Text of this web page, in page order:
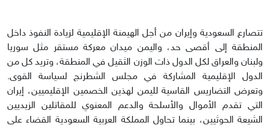
تتصارع السعودية وإيران من أجل الهيمنة الإقليمية لزيادة النفوذ داخل
المنطقة إلى أقصى حد، واليمن ميدان معركة مستقر مثل سوريا
ولبنان والعراق لكل الدول ذات الوزن الثقيل في المنطقة، وتريد كل من
الدول الإقليمية المشاركة في مجلس الشطرنج لسياسة القوى.
وتعرض التضاريس القاسية لليمن لهذين الخصمين الإقليميين، إيران
التي تقدم الأموال والأسلحة والدعم المعنوي للمقاتلين الزيديين
الشيعة الحوثيين، بينما تحاول المملكة العربية السعودية القضاء على